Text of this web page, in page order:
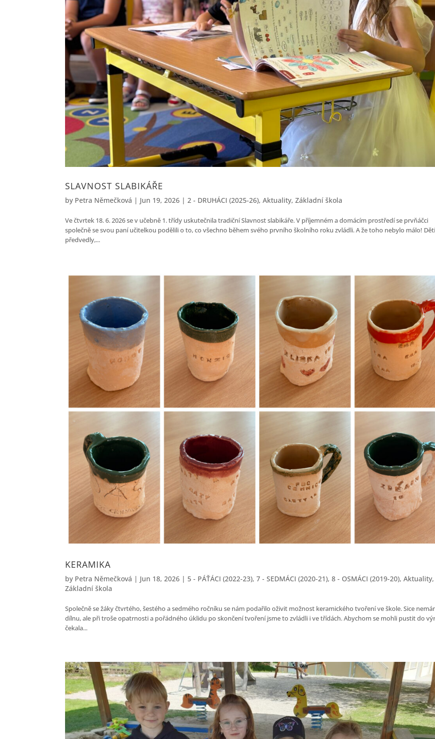
SLAVNOST SLABIKÁŘE
by Petra Němečková | Jun 19, 2026 |2 - DRUHÁCI (2025-26),Aktuality,Základní škola
Ve čtvrtek 18. 6. 2026 se v učebně 1. třídy uskutečnila tradiční Slavnost slabikáře. V příjemném a domácím prostředí se prvňáčci
společně se svou paní učitelkou podělili o to, co všechno během svého prvního školního roku zvládli. A že toho nebylo málo!
předvedly,...
KERAMIKA
by Petra Němečková | Jun 18, 2026 | 5 - PÁŤÁCI (2022-23),7 - SEDMÁCI (2020-21),8 - OSMÁCI (2019-20),Aktuality,
Základní škola
Společně se žáky čtvrtého, šestého a sedmého ročníku se nám podařilo oživit možnost keramického tvoření ve škole. Sice
dílnu, ale při troše opatrnosti a pořádného úklidu po skončení tvoření jsme to zvládli i ve třídách. Abychom se mohli pustit do
čekala...